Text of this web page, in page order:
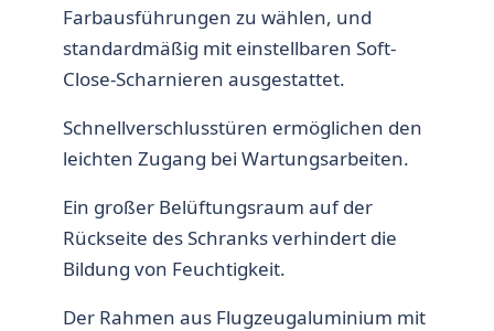
Farbausführungen zu wählen, und
standardmäßig mit einstellbaren Soft-
Close-Scharnieren ausgestattet.
Schnellverschlusstüren ermöglichen den
leichten Zugang bei Wartungsarbeiten.
Ein großer Belüftungsraum auf der
Rückseite des Schranks verhindert die
Bildung von Feuchtigkeit.
Der Rahmen aus Flugzeugaluminium mit